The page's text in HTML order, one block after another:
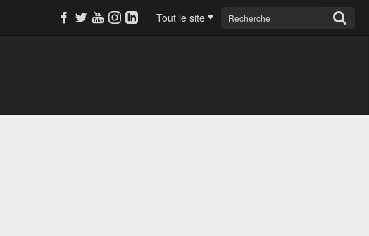
Tout le site